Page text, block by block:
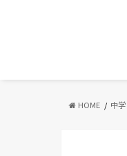
HOME 中